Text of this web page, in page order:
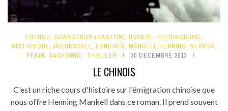
FUZHOU, GUANGZHOU (CANTON), HARARE, HELSINGBORG,
HISTORIQUE, HUDIKSVALL, LONDRES, MANKELL HENNING, NEVADA,
PÉKIN, SACHOMBE, THRILLER 30 DÉCEMBRE 2013
LE CHINOIS
C'est un riche cours d'histoire sur l'émigration chinoise que
nous offre Henning Mankell dans ce roman. Il prend souvent